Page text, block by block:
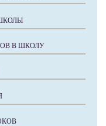
В ШКОЛУ